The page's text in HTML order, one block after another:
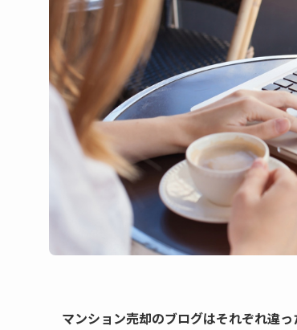
マンション売却のブログはそれぞれ違